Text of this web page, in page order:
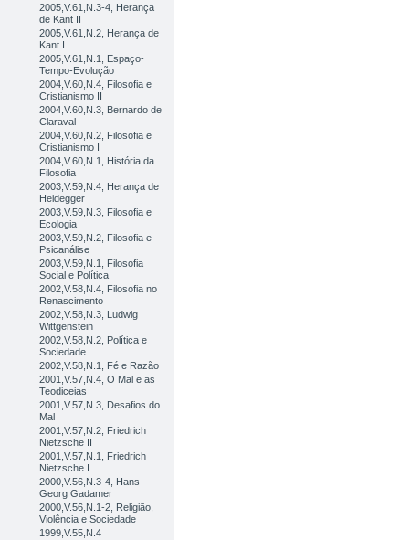
2005,V.61,N.3-4, Herança
de Kant II
2005,V.61,N.2, Herança de
Kant I
2005,V.61,N.1, Espaço-
Tempo-Evolução
2004,V.60,N.4, Filosofia e
Cristianismo II
2004,V.60,N.3, Bernardo de
Claraval
2004,V.60,N.2, Filosofia e
Cristianismo I
2004,V.60,N.1, História da
Filosofia
2003,V.59,N.4, Herança de
Heidegger
2003,V.59,N.3, Filosofia e
Ecologia
2003,V.59,N.2, Filosofia e
Psicanálise
2003,V.59,N.1, Filosofia
Social e Política
2002,V.58,N.4, Filosofia no
Renascimento
2002,V.58,N.3, Ludwig
Wittgenstein
2002,V.58,N.2, Política e
Sociedade
2002,V.58,N.1, Fé e Razão
2001,V.57,N.4, O Mal e as
Teodiceias
2001,V.57,N.3, Desafios do
Mal
2001,V.57,N.2, Friedrich
Nietzsche II
2001,V.57,N.1, Friedrich
Nietzsche I
2000,V.56,N.3-4, Hans-
Georg Gadamer
2000,V.56,N.1-2, Religião,
Violência e Sociedade
1999,V.55,N.4